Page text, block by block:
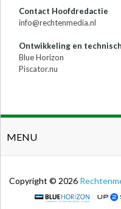
Contact Hoofdredactie
info@rechtenmedia.nl
Ontwikkeling en
Blue Horizon
Piscator.nu
MENU
Copyright © 2026